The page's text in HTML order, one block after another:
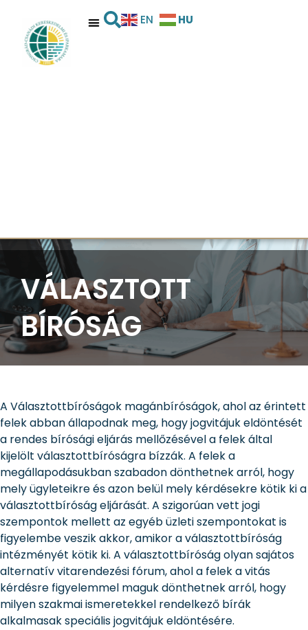
EN HU
VÁLASZTOTT
BÍRÓSÁG
A Választottbíróságok magánbíróságok, ahol az érintett
felek abban állapodnak meg, hogy jogvitájuk eldöntését
a rendes bírósági eljárás mellőzésével a felek által
kijelölt választottbíróságra bízzák. A felek a
megállapodásukban szabadon dönthetnek arról, hogy
mely ügyleteikre és azon belül mely kérdésekre kötik ki a
választottbíróság eljárását. A szigorúan vett jogi
szempontok mellett az egyéb üzleti szempontokat is
figyelembe veszik akkor, amikor a választottbíróság
intézményét kötik ki. A választottbíróság olyan sajátos
alternatív vitarendezési fórum, ahol a felek a vitás
kérdésre figyelemmel maguk dönthetnek arról, hogy
milyen szakmai ismeretekkel rendelkező bírák
alkalmasak speciális jogvitájuk eldöntésére.